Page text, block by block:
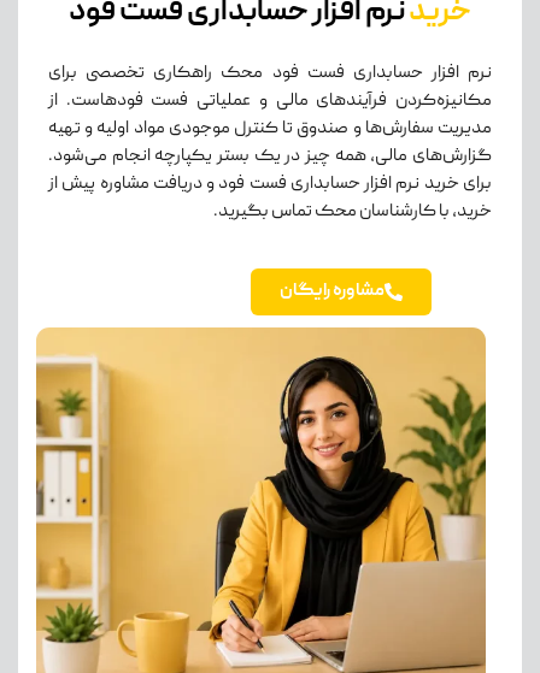
خریدنرم افزار حسابداری فست فود
نرم افزار حسابداری فست فود محک راهکاری تخصصی برای
مکانیزه‌کردن فرآیندهای مالی و عملیاتی فست فودهاست. از
مدیریت سفارش‌ها و صندوق تا کنترل موجودی مواد اولیه و تهیه
گزارش‌های مالی، همه چیز در یک بستر یکپارچه انجام می‌شود.
برای خرید نرم افزار حسابداری فست فود و دریافت مشاوره پیش از
خرید، با کارشناسان محک تماس بگیرید.
مشاوره رایگان